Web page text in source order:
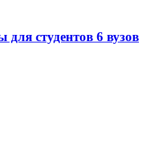
студентов 6 вузов